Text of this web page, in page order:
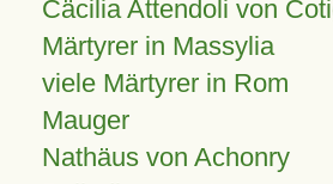
Cäcilia Attendoli von
Märtyrer in Massylia
viele Märtyrer in Rom
Mauger
Nathäus von Achonry